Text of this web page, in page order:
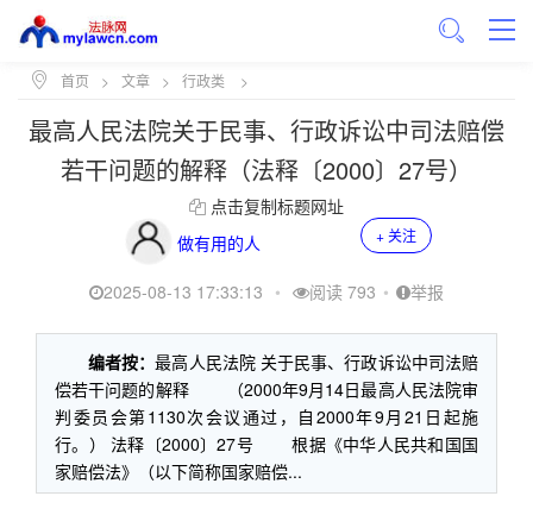
首页 > 文章 > 行政类 >
最高人民法院关于民事、行政诉讼中司法赔偿
若干问题的解释（法释〔2000〕27号）
点击复制标题网址
做有用的人
+ 关注
2025-08-13 17:33:13 • 阅读 793 • 举报
编者按：最高人民法院 关于民事、行政诉讼中司法赔
偿若干问题的解释 （2000年9月14日最高人民法院审
判委员会第1130次会议通过，自2000年9月21日起施
行。） 法释〔2000〕27号 根据《中华人民共和国国
家赔偿法》（以下简称国家赔偿...